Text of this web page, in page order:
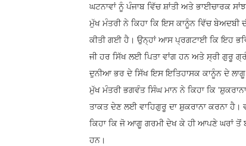
ਘਟਨਾਵਾਂ ਨੂੰ ਪੰਜਾਬ ਵਿੱਚ ਸ਼ਾਂਤੀ ਅਤੇ ਭਾਈਚਾਰਕ
ਮੁੱਖ ਮੰਤਰੀ ਨੇ ਕਿਹਾ ਕਿ ਇਸ ਕਾਨੂੰਨ ਵਿੱਚ ਬੇਅਦਬੀ
ਕੀਤੀ ਗਈ ਹੈ। ਉਨ੍ਹਾਂ ਆਸ ਪ੍ਰਗਟਾਈ ਕਿ ਇਹ
ਜੀ ਹਰ ਸਿੱਖ ਲਈ ਪਿਤਾ ਵਾਂਗ ਹਨ ਅਤੇ ਸ੍ਰੀ ਗੁਰੂ
ਦੁਨੀਆ ਭਰ ਦੇ ਸਿੱਖ ਇਸ ਇਤਿਹਾਸਕ ਕਾਨੂੰਨ ਦੇ
ਮੁੱਖ ਮੰਤਰੀ ਭਗਵੰਤ ਸਿੰਘ ਮਾਨ ਨੇ ਕਿਹਾ ਕਿ
ਤਾਕਤ ਦੇਣ ਲਈ ਵਾਹਿਗੁਰੂ ਦਾ ਸ਼ੁਕਰਾਨਾ ਕਰਨਾ
ਕਿਹਾ ਕਿ ਜੋ ਆਗੂ ਗਰਮੀ ਦੇਖ ਕੇ ਹੀ ਆਪਣੇ ਘਰਾਂ ਤੋਂ
ਹਨ।